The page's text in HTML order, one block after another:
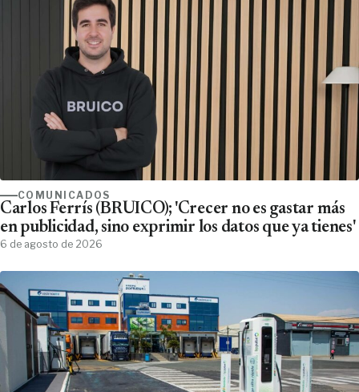
COMUNICADOS
Carlos Ferrís (BRUICO); 'Crecer no es gastar más
en publicidad, sino exprimir los datos que ya tienes'
6 de agosto de 2026